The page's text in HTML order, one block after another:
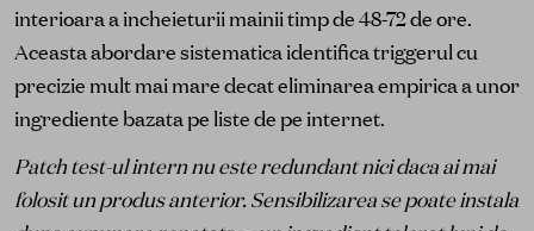
interioara a incheieturii mainii timp de 48-72 de ore.
Aceasta abordare sistematica identifica triggerul cu
precizie mult mai mare decat eliminarea empirica a unor
ingrediente bazata pe liste de pe internet.
Patch test-ul intern nu este redundant nici daca ai mai
folosit un produs anterior. Sensibilizarea se poate instala